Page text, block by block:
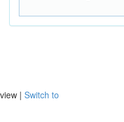
view | Switch to